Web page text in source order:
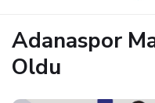
Adanaspor
Oldu